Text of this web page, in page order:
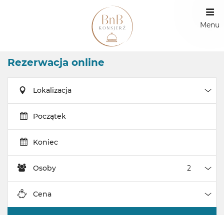
Menu
Rezerwacja online
Lokalizacja
Początek
Koniec
Osoby
Cena